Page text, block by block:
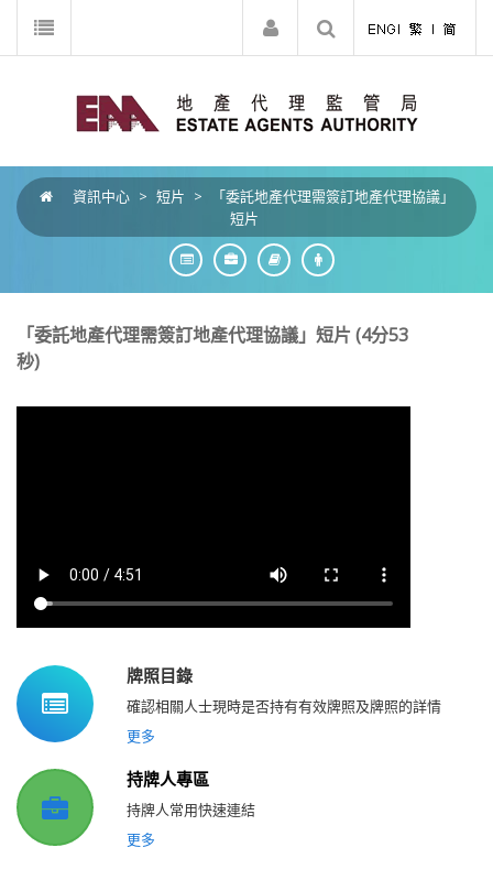
資訊中心 > 短片 >
「委託地產代理需簽訂地產代理協議」
短片
「委託地產代理需簽訂地產代理協議」短片 (4分53
秒)
牌照目錄
確認相關人士現時是否持有有效牌照及牌照的詳情
更多
持牌人專區
持牌人常用快速連結
更多